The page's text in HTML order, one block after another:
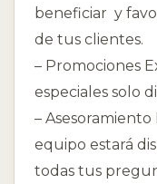
beneficiar y
de tus clientes.
– Promociones
especiales solo
–
equipo estará
todas tus